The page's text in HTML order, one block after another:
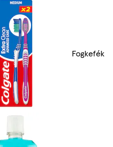
Fogkefék